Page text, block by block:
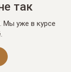
так
Мы уже в курсе